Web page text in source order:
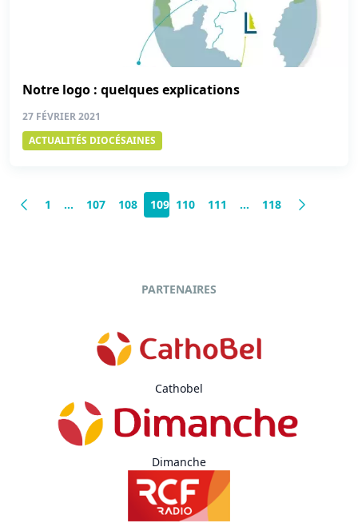
Notre logo : quelques explications
27 FÉVRIER 2021
ACTUALITÉS DIOCÉSAINES
1 … 107 108 109 110 111 … 118
PARTENAIRES
Cathobel
Dimanche